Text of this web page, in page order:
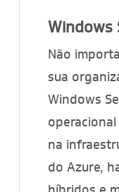
Windows
Não
sua
Windows
na
do Azure,